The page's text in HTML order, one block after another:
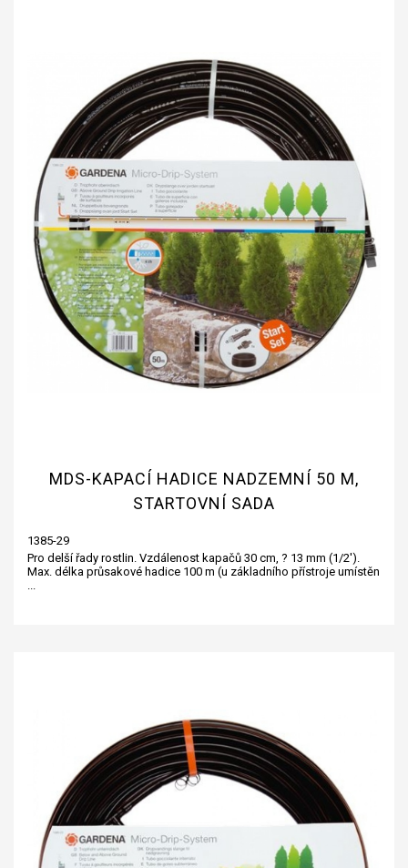
MDS-KAPACÍ HADICE NADZEMNÍ 50 M,
STARTOVNÍ SADA
1385-29
Pro delší řady rostlin. Vzdálenost kapačů 30 cm, ? 13 mm (1/2').
Max. délka průsakové hadice 100 m (u základního přístroje umístěn